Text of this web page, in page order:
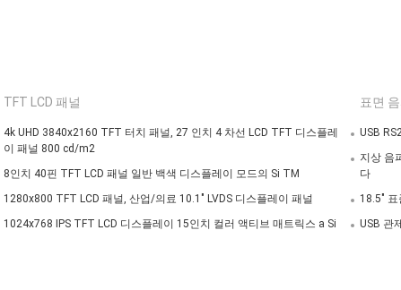
TFT LCD 패널
4k UHD 3840x2160 TFT 터치 패널, 27 인치 4 차선 LCD TFT 디스플레
이 패널 800 cd/m2
8인치 40핀 TFT LCD 패널 일반 백색 디스플레이 모드의 Si TM
1280x800 TFT LCD 패널, 산업/의료 10.1" LVDS 디스플레이 패널
1024x768 IPS TFT LCD 디스플레이 15인치 컬러 액티브 매트릭스 a Si
표면
USB
지상 음
다
18.5"
USB 관